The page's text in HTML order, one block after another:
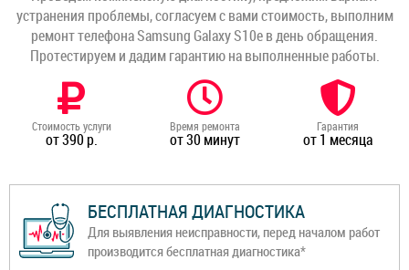
устранения проблемы, согласуем с вами стоимость, выполним
ремонт телефона Samsung Galaxy S10e в день обращения.
Протестируем и дадим гарантию на выполненные работы.
Стоимость услуги
от 390 р.
Время ремонта
от 30 минут
Гарантия
от 1 месяца
БЕСПЛАТНАЯ ДИАГНОСТИКА
Для выявления неисправности, перед началом работ
производится бесплатная диагностика*